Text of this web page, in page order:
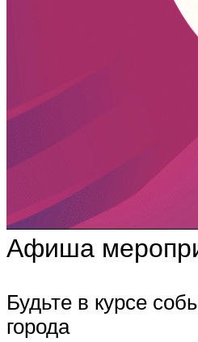
Афиша
Будьте в курсе
города